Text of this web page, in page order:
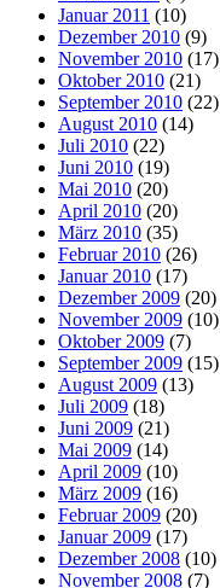
Januar 2011 (10)
Dezember 2010 (9)
November 2010 (17)
Oktober 2010 (21)
September 2010 (22)
August 2010 (14)
Juli 2010 (22)
Juni 2010 (19)
Mai 2010 (20)
April 2010 (20)
März 2010 (35)
Februar 2010 (26)
Januar 2010 (17)
Dezember 2009 (20)
November 2009 (10)
Oktober 2009 (7)
September 2009 (15)
August 2009 (13)
Juli 2009 (18)
Juni 2009 (21)
Mai 2009 (14)
April 2009 (10)
März 2009 (16)
Februar 2009 (20)
Januar 2009 (17)
Dezember 2008 (10)
November 2008 (7)